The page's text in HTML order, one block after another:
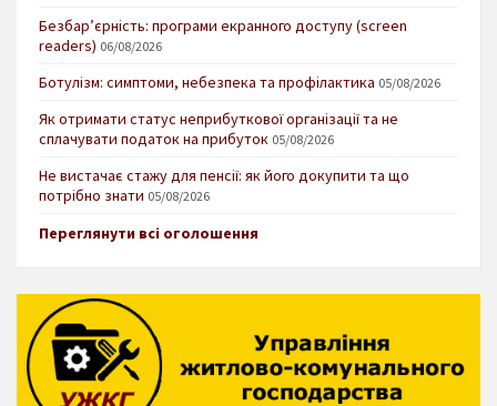
Безбар’єрність: програми екранного доступу (screen
readers) 06/08/2026
Ботулізм: симптоми, небезпека та профілактика 05/08/2026
Як отримати статус неприбуткової організації та не
сплачувати податок на прибуток 05/08/2026
Не вистачає стажу для пенсії: як його докупити та що
потрібно знати 05/08/2026
Переглянути всі оголошення